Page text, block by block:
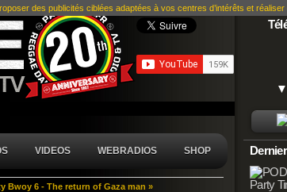
VIDEOS WEBRADIOS SHOP
Bwoy 6 - The return of Gaza man »
▼
des publicités ciblées adaptées à vos centres d’intérêts et réaliser